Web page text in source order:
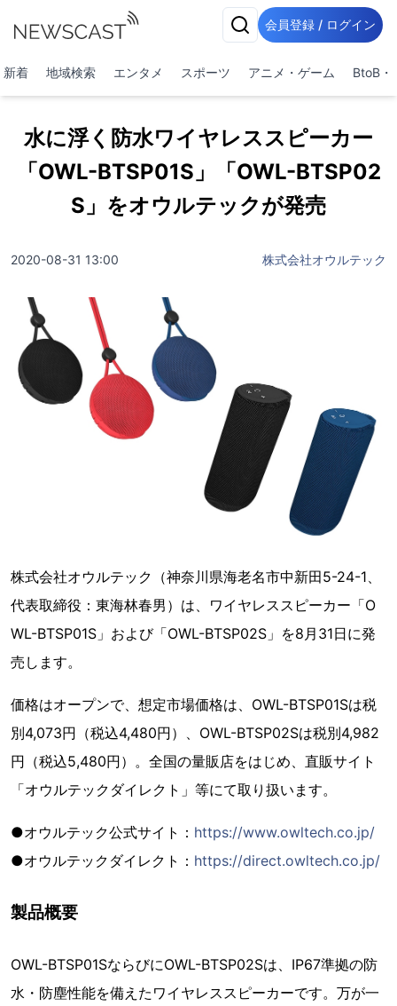
会員登録 / ログイン
新着 地域検索 エンタメ スポーツ アニメ・ゲーム BtoB・
水に浮く防水ワイヤレススピーカー
「OWL-BTSP01S」「OWL-BTSP02
S」をオウルテックが発売
2020-08-31 13:00 株式会社オウルテック
株式会社オウルテック（神奈川県海老名市中新田5-24-1、
代表取締役：東海林春男）は、ワイヤレススピーカー「O
WL-BTSP01S」および「OWL-BTSP02S」を8月31日に発
売します。
価格はオープンで、想定市場価格は、OWL-BTSP01Sは税
別4,073円（税込4,480円）、OWL-BTSP02Sは税別4,982
円（税込5,480円）。全国の量販店をはじめ、直販サイト
「オウルテックダイレクト」等にて取り扱います。
●オウルテック公式サイト： https://www.owltech.co.jp/
●オウルテックダイレクト： https://direct.owltech.co.jp/
製品概要
OWL-BTSP01SならびにOWL-BTSP02Sは、IP67準拠の防
水・防塵性能を備えたワイヤレススピーカーです。万が一